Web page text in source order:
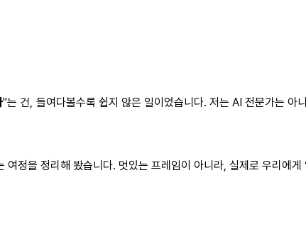
"는 건, 들여다볼수록 쉽지 않은 일이었습니다. 저는 AI 전문가는 아
정을 정리해 봤습니다. 멋있는 프레임이 아니라, 실제로 우리에